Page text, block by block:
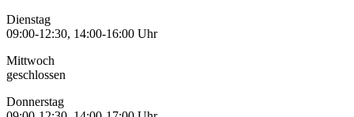
Dienstag
09:00-12:30, 14:00-16:00 Uhr
Mittwoch
geschlossen
Donnerstag